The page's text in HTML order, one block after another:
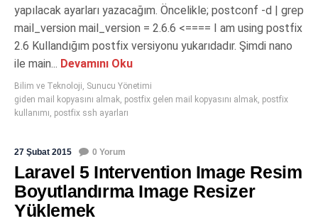
yapılacak ayarları yazacağım. Öncelikle; postconf -d | grep
mail_version mail_version = 2.6.6 <==== I am using postfix
2.6 Kullandığım postfix versiyonu yukarıdadır. Şimdi nano
ile main... Devamını Oku
Bilim ve Teknoloji, Sunucu Yönetimi
giden mail kopyasını almak, postfix gelen mail kopyasını almak, postfix
kullanımı, postfix ssh ayarları
27 Şubat 2015 0 Yorum
Laravel 5 Intervention Image Resim
Boyutlandırma Image Resizer
Yüklemek